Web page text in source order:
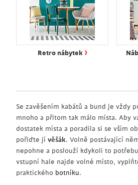
Retro nábytek ›
Se zavěšením kabátů a bund je vždy
mnoho a přitom tak málo místa. Aby
dostatek místa a poradila si se vším
pořiďte jí věšák. Volně postávající
nepohne a poslouží kdykoli to
vstupní hale najde volné místo,
praktického botníku.